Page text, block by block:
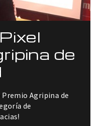
de
Agripina de
de